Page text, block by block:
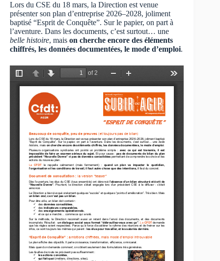
Lors du CSE du 18 mars, la Direction est venue
présenter son plan d’entreprise 2026–2028, joliment
baptisé “Esprit de Conquête”. Sur le papier, on part à
l’aventure. Dans les documents, c’est surtout… une
belle histoire, mais on cherche encore des éléments
chiffrés, les données documentées, le mode d’emploi.